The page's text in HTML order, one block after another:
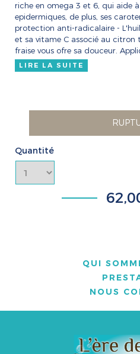
riche en omega 3 et 6, qui aide
epidermiques, de plus, ses
protection anti-radicalaire -
et sa vitame C associé au
fraise vous ofre sa douceur.
LIRE LA SUITE
Quantité
QUI
NOUS